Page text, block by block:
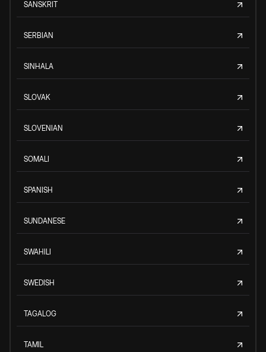
SANSKRIT
SERBIAN
SINHALA
SLOVAK
SLOVENIAN
SOMALI
SPANISH
SUNDANESE
SWAHILI
SWEDISH
TAGALOG
TAMIL